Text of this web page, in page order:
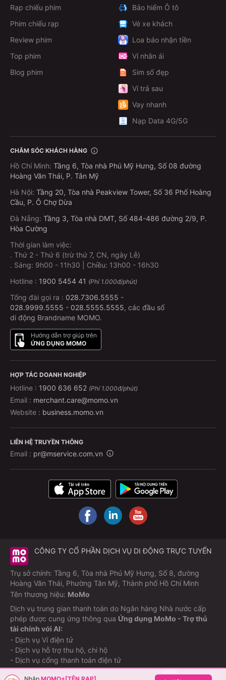
An khi biết tin mình đã lên chức cha.
Câu chuyện bắt đầu đi xa hơn khi An rời buổi nhậu và
bị tai nạn mất, đồng thời ngày hôm sau thì Phương
biết được mình đã trúng số. Vợ An lo chôn cất chồng
quá nhanh dẫn tới cả đám năm người còn lại phải đưa
ra quyết định đào mộ người bạn đã khuất để lấy lại
Căng thẳng càng đẩy lên cao khi cả đám quyết định
ăn chia như thế nào sau khi người bạn kia đã mất.
Mâu thuẫn, sự so bì và tính xấu bắt đầu lộ rõ khi dính
đến tiền bạc là điểm mấu chốt để người xem có thể
nhận định về bản chất của từng con người trong một
hoàn cảnh éo le!
Thực tế nếu nhìn vào câu chuyện của phim chúng ta
thấy nó không có gì thực sự mới mẻ. Việc đưa ra
nhiều nhân vật xuất hiện ngay từ đầu đôi khi còn
khiến cho người xem bị rối bời bởi không biết tập
trung vào ai và họ thực sự có vai trò gì. Nhưng Lý Hải
cũng rất biết cách đơn giản hóa vấn đề bằng cách
giới thiệu rất nhân những nhân vật trong câu chuyện
bằng những hoạt động thường ngày của họ, qua đó
cho ta hiểu thêm phần nào về tính cách cũng như
hoàn cảnh sống.
Tấm vé số định mệnh.
được “lật” rất nhiều lần, cứ mỗi lần người xem dường
như nghĩ rằng mình đã biết câu chuyện sẽ diễn ra làm
sao thì nó lại có một bất ngờ khác được hé mở. Có
vẻ như đây là phần 6 nên đạo diễn Lý Hải muốn lật
đủ sáu lần cho người xem hết hồn chơi. Nhưng đây
cũng là điểm khiến người xem tò mò dẫn đến thực sự
muốn biết kết cục của tất cả nhân vật sau cuộc tranh
giành sẽ ra sao.
Nhưng đôi khi thì một số nhân vật chính trong phim
vẫn chưa có được một động cơ hay nguyên do rõ
ràng dù cho họ có xuất hiện từ đầu đến cuối phim.
Rạp chiếu phim
Phim chiếu rạp
Review phim
Top phim
Blog phim
Bảo hiểm Ô tô
Vé xe khách
Loa báo nhận tiền
Ví nhân ái
Sim số đẹp
Ví trả sau
Vay nhanh
Nạp Data 4G/5G
CHĂM SÓC KHÁCH HÀNG
Hồ Chí Minh: Tầng 6, Tòa nhà Phú Mỹ Hưng, Số 08 đường
Hoàng Văn Thái, P. Tân Mỹ
Hà Nội: Tầng 20, Tòa nhà Peakview Tower, Số 36 Phố Hoàng
Cầu, P. Ô Chợ Dừa
Đà Nẵng: Tầng 3, Tòa nhà DMT, Số 484-486 đường 2/9, P.
Hòa Cường
Thời gian làm việc:
. Thứ 2 - Thứ 6 (trừ thứ 7, CN, ngày Lễ)
. Sáng: 9h00 - 11h30 | Chiều: 13h00 - 16h30
Hotline : 1900 5454 41 (Phí 1.000đ/phút)
Tổng đài gọi ra : 028.7306.5555 -
028.9999.5555 - 028.5555.5555, các đầu số
di động Brandname MOMO.
Hướng dẫn trợ giúp trên
ỨNG DỤNG MOMO
HỢP TÁC DOANH NGHIỆP
Hotline : 1900 636 652 (Phí 1.000đ/phút)
Email : merchant.care@momo.vn
Website : business.momo.vn
LIÊN HỆ TRUYỀN THÔNG
Email : pr@mservice.com.vn
CÔNG TY CỔ PHẦN DỊCH VỤ DI ĐỘNG TRỰC TUYẾN
Trụ sở chính: Tầng 6, Tòa nhà Phú Mỹ Hưng, Số 8, đường
Hoàng Văn Thái, Phường Tân Mỹ, Thành phố Hồ Chí Minh
Tên thương hiệu: MoMo
Dịch vụ trung gian thanh toán do Ngân hàng Nhà nước cấp
phép được cung ứng thông qua Ứng dụng MoMo - Trợ thủ
tài chính với AI:
- Dịch vụ Ví điện tử
- Dịch vụ hỗ trợ thu hộ, chi hộ
- Dịch vụ cổng thanh toán điện tử